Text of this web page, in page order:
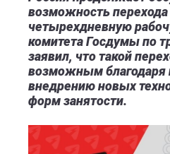
возможность перехода
четырехдневную
комитета Госдумы по
заявил, что такой
возможным благодаря
внедрению новых
форм занятости.